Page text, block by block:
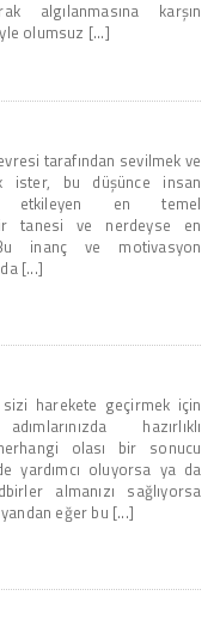
algılanmasına karşın
olumsuz [...]
tarafından sevilmek ve
ister, bu düşünce insan
etkileyen en temel
tanesi ve nerdeyse en
inanç ve motivasyon
[...]
harekete geçirmek için
hazırlıklı
olası bir sonucu
yardımcı oluyorsa ya da
almanızı sağlıyorsa
yandan eğer bu [...]